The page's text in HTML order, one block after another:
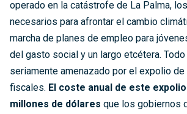
operado en la catástrofe de La Palma,
necesarios para afrontar el cambio
marcha de planes de empleo para
del gasto social y un largo etcétera.
seriamente amenazado por el expolio
fiscales. El coste anual de este
millones de dólares que los gobiernos